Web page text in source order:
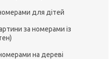
для дітей
за номерами із
на дереві